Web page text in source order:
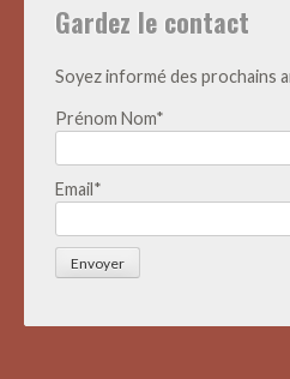
Gardez le contact
Soyez informé des prochains
Prénom Nom*
Email*